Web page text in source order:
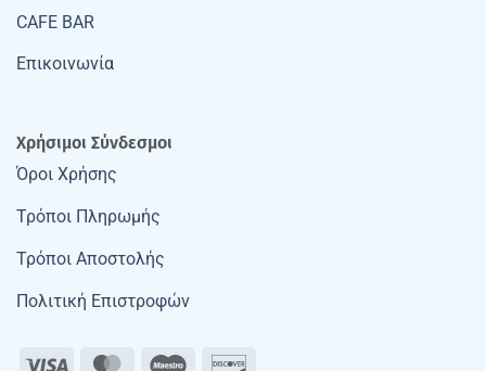
CAFE BAR
Επικοινωνία
Χρήσιμοι Σύνδεσμοι
Όροι Χρήσης
Τρόποι Πληρωμής
Τρόποι Αποστολής
Πολιτική Επιστροφών
Visa MasterCardMaestro